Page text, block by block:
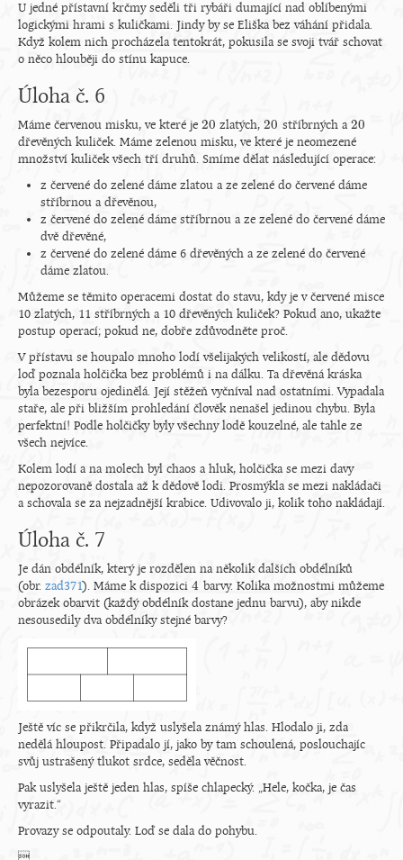
U jedné přístavní krčmy seděli tři rybáři dumající nad oblíbenými
logickými hrami s kuličkami. Jindy by se Eliška bez váhání přidala.
Když kolem nich procházela tentokrát, pokusila se svoji tvář schovat
o něco hlouběji do stínu kapuce.
Úloha č. 6
Máme červenou misku, ve které je 20
20 zlatých,20
20 stříbrných a 20
20
dřevěných kuliček. Máme zelenou misku, ve které je neomezené
množství kuliček všech tří druhů. Smíme dělat následující operace:
z červené do zelené dáme zlatou a ze zelené do červené dáme
stříbrnou a dřevěnou,
z červené do zelené dáme stříbrnou a ze zelené do červené dáme
dvě dřevěné,
z červené do zelené dáme 6 dřevěných a ze zelené do červené
dáme zlatou.
Můžeme se těmito operacemi dostat do stavu, kdy je v červené misce
10 zlatých, 11 stříbrných a 10 dřevěných kuliček? Pokud ano, ukažte
postup operací; pokud ne, dobře zdůvodněte proč.
V přístavu se houpalo mnoho lodí všelijakých velikostí, ale dědovu
loď poznala holčička bez problémů i na dálku. Ta dřevěná kráska
byla bezesporu ojedinělá. Její stěžeň vyčníval nad ostatními. Vypadala
staře, ale při bližším prohledání člověk nenašel jedinou chybu. Byla
perfektní! Podle holčičky byly všechny lodě kouzelné, ale tahle ze
všech nejvíce.
Kolem lodí a na molech byl chaos a hluk, holčička se mezi davy
nepozorovaně dostala až k dědově lodi. Prosmýkla se mezi nakládači
a schovala se za nejzadnější krabice. Udivovalo ji, kolik toho nakládají.
Úloha č. 7
Je dán obdélník, který je rozdělen na několik dalších obdélníků
(obr. zad371). Máme k dispozici 4
4 barvy. Kolika možnostmi můžeme
obrázek obarvit (každý obdélník dostane jednu barvu), aby nikde
nesousedily dva obdélníky stejné barvy?
Ještě víc se přikrčila, když uslyšela známý hlas. Hlodalo ji, zda
nedělá hloupost. Připadalo jí, jako by tam schoulená, poslouchajíc
svůj ustrašený tlukot srdce, seděla věčnost.
Pak uslyšela ještě jeden hlas, spíše chlapecký. „Hele, kočka, je čas
vyrazit.“
Provazy se odpoutaly. Loď se dala do pohybu.